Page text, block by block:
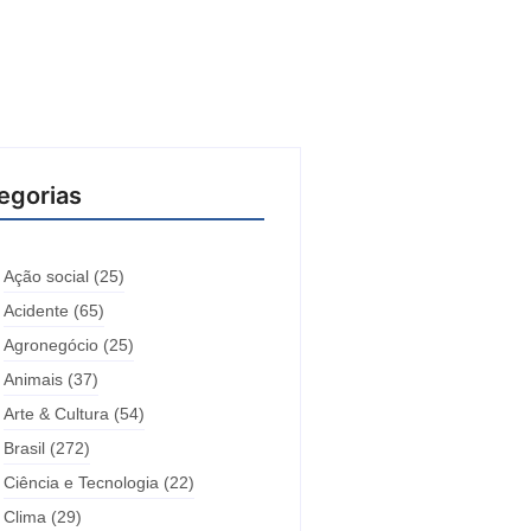
Ação social (25)
Acidente (65)
Agronegócio (25)
Animais (37)
Arte & Cultura (54)
Brasil (272)
Ciência e Tecnologia (22)
Clima (29)